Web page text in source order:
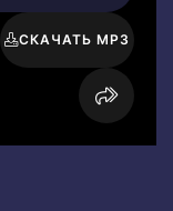
СКАЧАТЬ MP3